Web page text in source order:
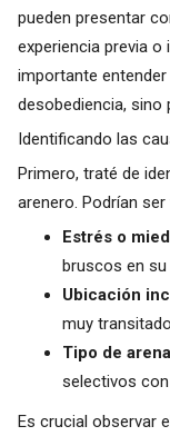
pueden presentar
experiencia previa
importante
desobediencia,
Identificando las
Primero, traté de
arenero. Podrían
Estrés o
bruscos en
Ubicación
muy
Tipo de
selectivos
Es crucial observar